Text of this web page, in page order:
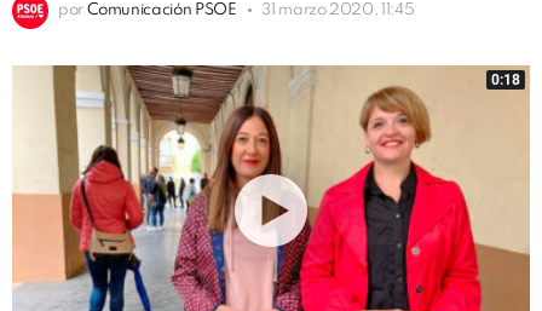
por Comunicación PSOE 31 marzo 2020, 11:45
0:18